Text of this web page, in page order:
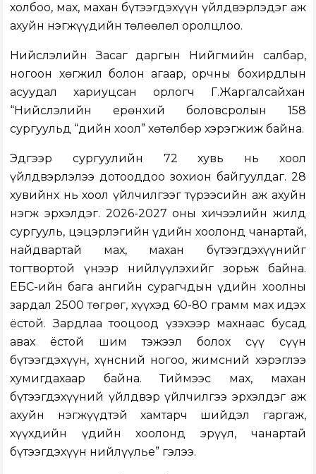
холбоо, мах, махан бүтээгдэхүүн үйлдвэрлэдэг аж
ахуйн нэгжүүдийн төлөөлөл оролцлоо.
Нийслэлийн Засаг даргын Нийгмийн салбар,
ногоон хөгжил болон агаар, орчны бохирдлын
асуудал хариуцсан орлогч Г.Жаргалсайхан
“Нийслэлийн ерөнхий боловсролын 158
сургуульд “Үдийн хоол” хөтөлбөр хэрэгжиж байна.
Эдгээр сургуулийн 72 хувь нь хоол
үйлдвэрлэлээ дотооддоо зохион байгуулдаг. 28
хувийнх нь хоол үйлчилгээг түрээсийн аж ахуйн
нэгж эрхэлдэг. 2026-2027 оны хичээлийн жилд
сургууль, цэцэрлэгийн үдийн хоолонд чанартай,
найдвартай мах, махан бүтээгдэхүүнийг
тогтвортой үнээр нийлүүлэхийг зорьж байна.
ЕБС-ийн бага ангийн сурагчдын үдийн хоолны
зардал 2500 төгрөг, хүүхэд 60-80 грамм мах идэх
ёстой. Зардлаа тооцоод үзэхээр махнаас бусад
авах ёстой шим тэжээл болох сүү сүүн
бүтээгдэхүүн, хүнсний ногоо, жимсний хэрэглээ
хумигдахаар байна. Тиймээс мах, махан
бүтээгдэхүүний үйлдвэр үйлчилгээ эрхэлдэг аж
ахуйн нэгжүүдтэй хамтарч шийдэл гаргаж,
хүүхдийн үдийн хоолонд эрүүл, чанартай
бүтээгдэхүүн нийлүүлье” гэлээ.